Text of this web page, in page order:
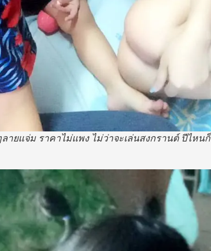
ายแจ่ม ราคาไม่แพง ไม่ว่าจะเล่นสงกรานต์ ปีไหนก็